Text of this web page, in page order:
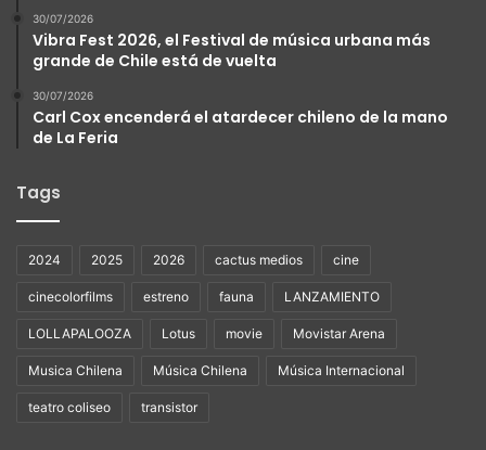
30/07/2026
Vibra Fest 2026, el Festival de música urbana más
grande de Chile está de vuelta
30/07/2026
Carl Cox encenderá el atardecer chileno de la mano
de La Feria
Tags
2024 2025 2026 cactus medios cine
cinecolorfilms estreno fauna LANZAMIENTO
LOLLAPALOOZA Lotus movie Movistar Arena
Musica Chilena Música Chilena Música Internacional
teatro coliseo transistor